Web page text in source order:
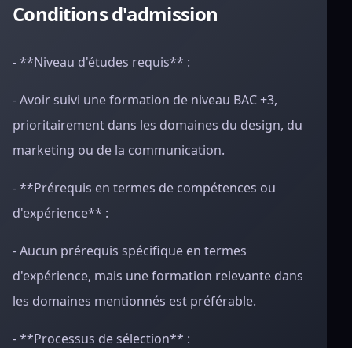
Conditions d'admission
- **Niveau d'études requis** :
- Avoir suivi une formation de niveau BAC +3,
prioritairement dans les domaines du design, du
marketing ou de la communication.
- **Prérequis en termes de compétences ou
d'expérience** :
- Aucun prérequis spécifique en termes
d'expérience, mais une formation relevante dans
les domaines mentionnés est préférable.
- **Processus de sélection** :